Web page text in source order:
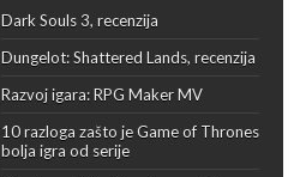
Dark Souls 3, recenzija
Dungelot: Shattered Lands, recenzija
Razvoj igara: RPG Maker MV
10 razloga zašto je Game of Thrones
bolja igra od serije